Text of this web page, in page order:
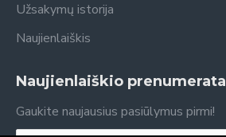
Užsakymų istorija
Naujienlaiškis
Naujienlaiškio prenumerata
Gaukite naujausius pasiūlymus pirmi!